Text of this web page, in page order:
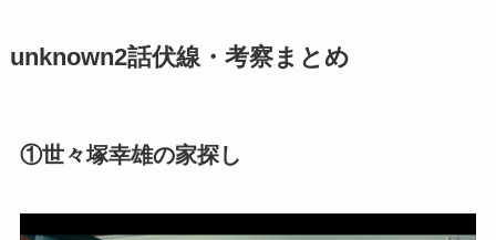
unknown2話伏線・考察まとめ
①世々塚幸雄の家探し